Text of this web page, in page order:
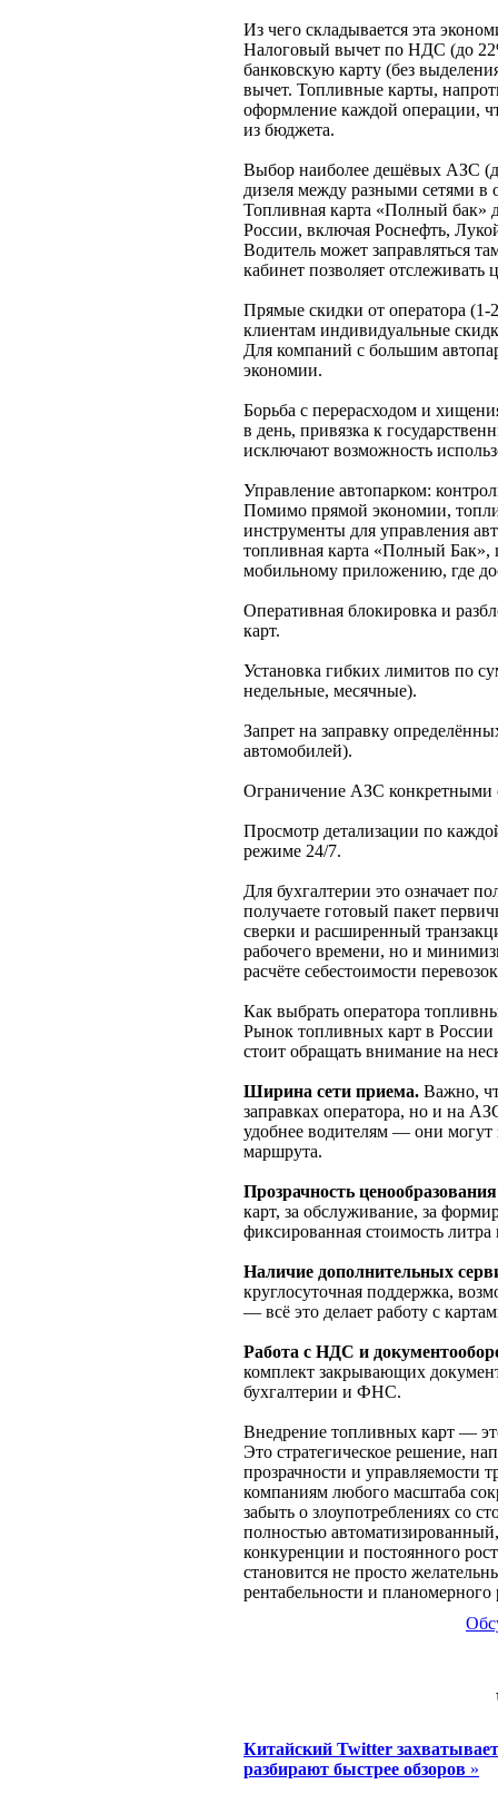
Из чего складывается эта
Налоговый вычет по НДС (до
банковскую карту (без
вычет. Топливные карты,
оформление каждой операции,
из бюджета.
Выбор наиболее дешёвых АЗС
дизеля между разными сетями в
Топливная карта «Полный бак»
России, включая Роснефть,
Водитель может заправляться
кабинет позволяет
Прямые скидки от оператора
клиентам индивидуальные
Для компаний с большим
экономии.
Борьба с перерасходом и
в день, привязка к
исключают возможность
Управление автопарком:
Помимо прямой экономии,
инструменты для управления
топливная карта «Полный Бак»,
мобильному приложению, где
Оперативная блокировка и
карт.
Установка гибких лимитов по
недельные, месячные).
Запрет на заправку
автомобилей).
Ограничение АЗС конкретными
Просмотр детализации по
режиме 24/7.
Для бухгалтерии это означает
получаете готовый пакет
сверки и расширенный
рабочего времени, но и
расчёте себестоимости
Как выбрать оператора
Рынок топливных карт в России
стоит обращать внимание на
Ширина сети приема. Важно,
заправках оператора, но и на
удобнее водителям — они могут
маршрута.
Прозрачность ценообразования
карт, за обслуживание, за
фиксированная стоимость
Наличие дополнительных
круглосуточная поддержка,
— всё это делает работу с
Работа с НДС и
комплект закрывающих
бухгалтерии и ФНС.
Внедрение топливных карт —
Это стратегическое решение,
прозрачности и управляемости
компаниям любого масштаба
забыть о злоупотреблениях со
полностью
конкуренции и постоянного
становится не просто
рентабельности и планомерного
Китайский Twitter
разбирают быстрее обзоров »